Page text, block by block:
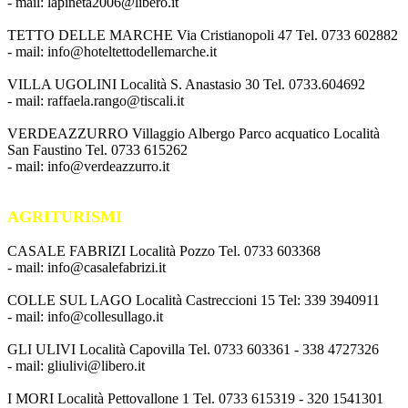
TETTO DELLE MARCHE Via Cristianopoli 47 Tel. 0733 602882
- mail: info@hoteltettodellemarche.it
VILLA UGOLINI Località S. Anastasio 30 Tel. 0733.604692
- mail: raffaela.rango@tiscali.it
VERDEAZZURRO Villaggio Albergo Parco acquatico Località
San Faustino Tel. 0733 615262
- mail: info@verdeazzurro.it
AGRITURISMI
CASALE FABRIZI Località Pozzo Tel. 0733 603368
- mail: info@casalefabrizi.it
COLLE SUL LAGO Località Castreccioni 15 Tel: 339 3940911
- mail: info@collesullago.it
GLI ULIVI Località Capovilla Tel. 0733 603361 - 338 4727326
- mail: gliulivi@libero.it
I MORI Località Pettovallone 1 Tel. 0733 615319 - 320 1541301